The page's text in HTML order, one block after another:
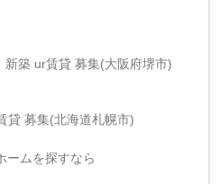
新築 ur賃貸 募集(大阪府堺市)
貸 募集(北海道札幌市)
ームを探すなら